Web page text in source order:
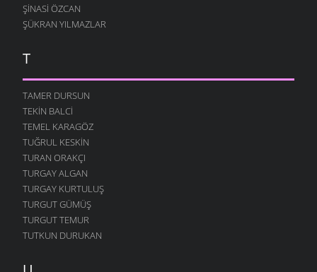
ŞINASI ÖZCAN
ŞÜKRAN YILMAZLAR
T
TAMER DURSUN
TEKIN BALCI
TEMEL KARAGÖZ
TUĞRUL KESKIN
TURAN ORAKÇI
TURGAY ALGAN
TURGAY KURTULUŞ
TURGUT GÜMÜŞ
TURGUT TEMUR
TUTKUN DURUKAN